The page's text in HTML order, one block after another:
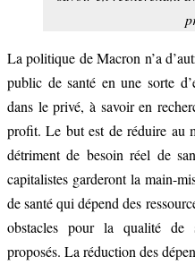
La politique de Macron n’a
public de santé en une sorte
dans le privé, à savoir en
profit. Le but est de réduire au
détriment de besoin réel de
capitalistes garderont la main-
de santé qui dépend des
obstacles pour la qualité de
proposés. La réduction des